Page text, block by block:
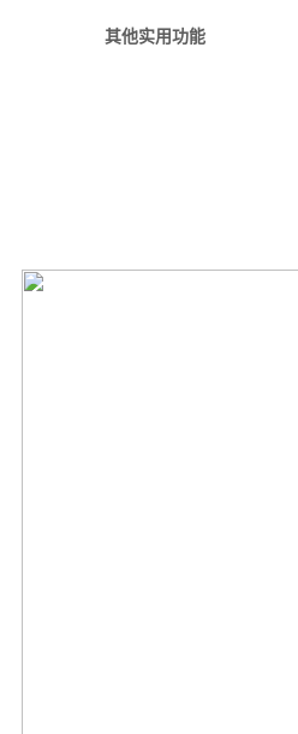
其他实用功能